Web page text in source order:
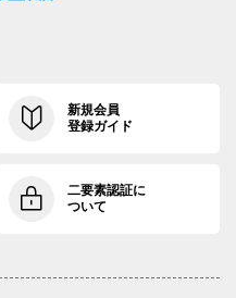
新規会員
登録ガイド
二要素認証に
ついて